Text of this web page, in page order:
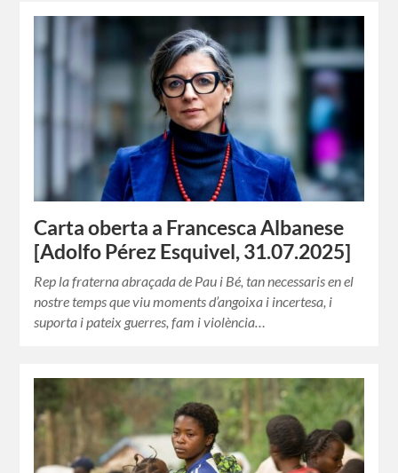
Carta oberta a Francesca Albanese
[Adolfo Pérez Esquivel, 31.07.2025]
Rep la fraterna abraçada de Pau i Bé, tan necessaris en el
nostre temps que viu moments d’angoixa i incertesa, i
suporta i pateix guerres, fam i violència…